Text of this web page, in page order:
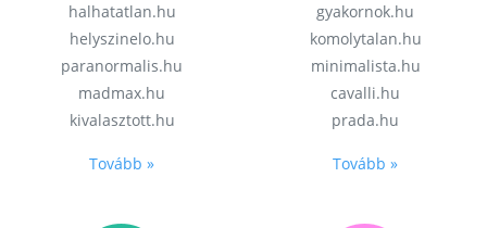
halhatatlan.hu
helyszinelo.hu
paranormalis.hu
madmax.hu
kivalasztott.hu
Tovább »
gyakornok.hu
komolytalan.hu
minimalista.hu
cavalli.hu
prada.hu
Tovább »